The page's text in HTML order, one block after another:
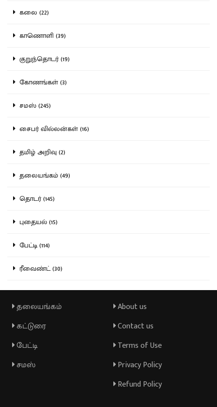
கலை (22)
காணொளி (39)
குறுந்தொடர் (19)
கோணங்கள் (3)
சமஸ் (245)
சைபர் வில்லன்கள் (16)
தமிழ் அறிவு (2)
தலையங்கம் (49)
தொடர் (145)
புதையல் (15)
பேட்டி (114)
ரீவைண்ட் (30)
தலையங்கம்
கட்டுரை
பேட்டி
சமஸ்
About us
Contact us
Terms of Use
Privacy Policy
Refund Policy